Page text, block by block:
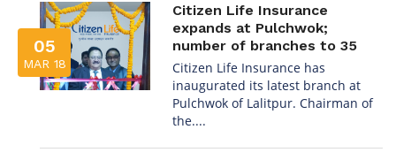
05
MAR 18
Citizen Life Insurance
expands at Pulchwok;
number of branches to 35
Citizen Life Insurance has
inaugurated its latest branch at
Pulchwok of Lalitpur. Chairman of
the....